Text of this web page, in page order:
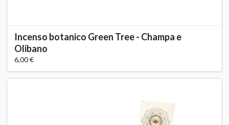
Incenso botanico Green Tree - Champa e
Olibano
6,00 €